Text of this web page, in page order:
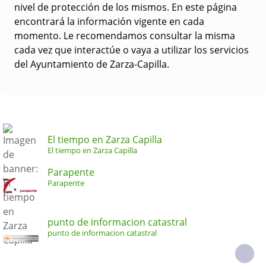
nivel de protección de los mismos. En este página
encontrará la información vigente en cada
momento. Le recomendamos consultar la misma
cada vez que interactúe o vaya a utilizar los servicios
del Ayuntamiento de Zarza-Capilla.
El tiempo en Zarza Capilla
El tiempo en Zarza Capilla
Parapente
Parapente
punto de informacion catastral
punto de informacion catastral